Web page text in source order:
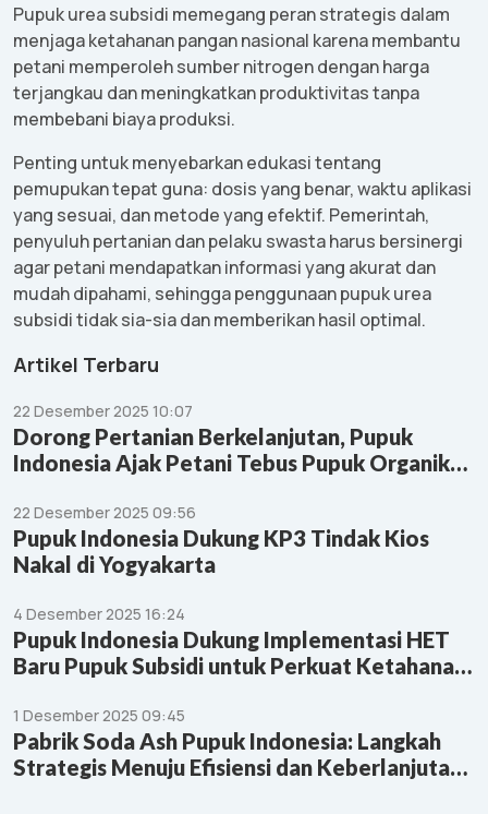
Pupukureasubsidi memegang peranstrategis dalam
menjagaketahananpangannasional karenamembantu
petani memperolehsumbernitrogendenganharga
terjangkau danmeningkatkanproduktivitastanpa
membebani biayaproduksi.
Penting untukmenyebarkanedukasitentang
pemupukantepat guna: dosisyang benar,waktu aplikasi
yang sesuai, danmetodeyang efektif. Pemerintah,
penyuluhpertaniandanpelaku swastaharus bersinergi
agarpetani mendapatkaninformasiyang akurat dan
mudahdipahami, sehinggapenggunaanpupukurea
subsiditidaksia-siadanmemberikanhasil optimal.
Artikel Terbaru
22 Desember 2025 10:07
Dorong Pertanian Berkelanjutan, Pupuk
Indonesia Ajak Petani Tebus Pupuk Organik
22 Desember 2025 09:56
Pupuk Indonesia Dukung KP3 Tindak Kios
Nakal di Yogyakarta
4 Desember 2025 16:24
Pupuk Indonesia Dukung Implementasi HET
Baru Pupuk Subsidi untuk Perkuat Ketahanan
1 Desember 2025 09:45
Pabrik Soda Ash Pupuk Indonesia: Langkah
Strategis Menuju Efisiensi dan Keberlanjutan